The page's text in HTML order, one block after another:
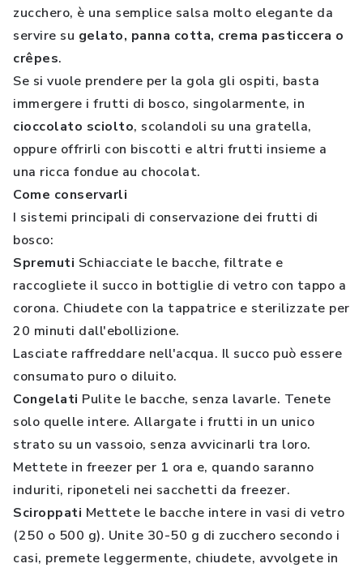
zucchero, è una semplice salsa molto elegante da
servire su gelato, panna cotta, crema pasticcera o
crêpes.
Se si vuole prendere per la gola gli ospiti, basta
immergere i frutti di bosco, singolarmente, in
cioccolato sciolto, scolandoli su una gratella,
oppure offrirli con biscotti e altri frutti insieme a
una ricca fondue au chocolat.
Come conservarli
I sistemi principali di conservazione dei frutti di
bosco:
Spremuti Schiacciate le bacche, filtrate e
raccogliete il succo in bottiglie di vetro con tappo a
corona. Chiudete con la tappatrice e sterilizzate per
20 minuti dall'ebollizione.
Lasciate raffreddare nell'acqua. Il succo può essere
consumato puro o diluito.
Congelati Pulite le bacche, senza lavarle. Tenete
solo quelle intere. Allargate i frutti in un unico
strato su un vassoio, senza avvicinarli tra loro.
Mettete in freezer per 1 ora e, quando saranno
induriti, riponeteli nei sacchetti da freezer.
Sciroppati Mettete le bacche intere in vasi di vetro
(250 o 500 g). Unite 30-50 g di zucchero secondo i
casi, premete leggermente, chiudete, avvolgete in